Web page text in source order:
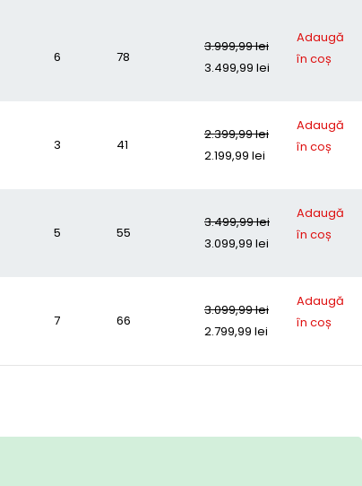
6 78
3.999,99lei
3.499,99 lei
Adaugă
în coș
3 41
2.399,99lei
2.199,99 lei
Adaugă
în coș
5 55
3.499,99lei
3.099,99 lei
Adaugă
în coș
7 66
3.099,99lei
2.799,99 lei
Adaugă
în coș